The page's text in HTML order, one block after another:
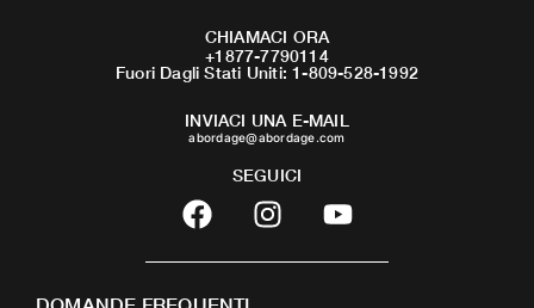
CHIAMACI ORA
+1877-7790114
Fuori Dagli Stati Uniti: 1-809-528-1992
INVIACI UNA E-MAIL
abordage@abordage.com
SEGUICI
F
a
c
I
n
s
Y
o
u